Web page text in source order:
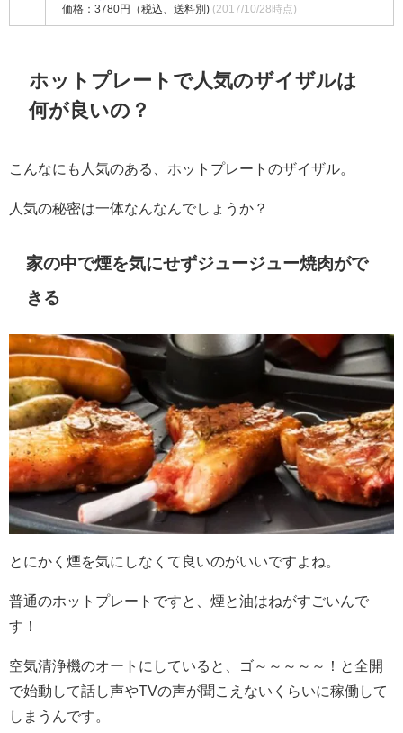
価格：3780円（税込、送料別) (2017/10/28時点)
ホットプレートで人気のザイザルは
何が良いの？
こんなにも人気のある、ホットプレートのザイザル。
人気の秘密は一体なんなんでしょうか？
家の中で煙を気にせずジュージュー焼肉がで
きる
とにかく煙を気にしなくて良いのがいいですよね。
普通のホットプレートですと、煙と油はねがすごいんで
す！
空気清浄機のオートにしていると、ゴ～～～～～！と全開
で始動して話し声やTVの声が聞こえないくらいに稼働して
しまうんです。